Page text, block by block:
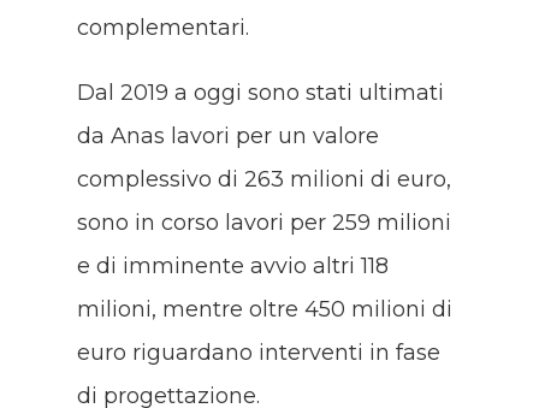
complementari.
Dal 2019 a oggi sono stati ultimati
da Anas lavori per un valore
complessivo di 263 milioni di euro,
sono in corso lavori per 259 milioni
e di imminente avvio altri 118
milioni, mentre oltre 450 milioni di
euro riguardano interventi in fase
di progettazione.